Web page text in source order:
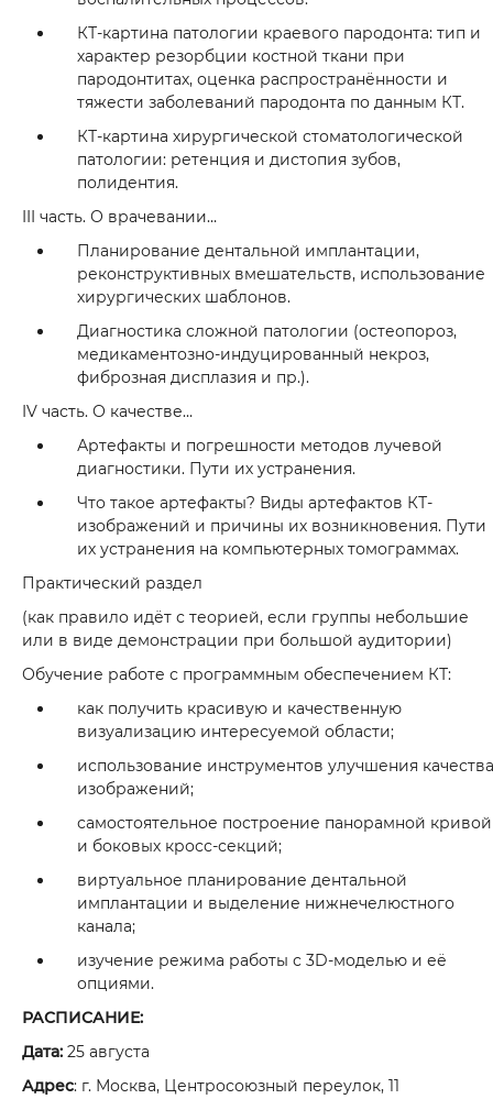
КТ-картина патологии краевого пародонта: тип и
характер резорбции костной ткани при
пародонтитах, оценка распространённости и
тяжести заболеваний пародонта по данным КТ.
КТ-картина хирургической стоматологической
патологии: ретенция и дистопия зубов,
полидентия.
III часть. О врачевании…
Планирование дентальной имплантации,
реконструктивных вмешательств, использование
хирургических шаблонов.
Диагностика сложной патологии (остеопороз,
медикаментозно-индуцированный некроз,
фиброзная дисплазия и пр.).
IV часть. О качестве…
Артефакты и погрешности методов лучевой
диагностики. Пути их устранения.
Что такое артефакты? Виды артефактов КТ-
изображений и причины их возникновения. Пути
их устранения на компьютерных томограммах.
Практический раздел
(как правило идёт с теорией, если группы небольшие
или в виде демонстрации при большой аудитории)
Обучение работе с программным обеспечением КТ:
как получить красивую и качественную
визуализацию интересуемой области;
использование инструментов улучшения качества
изображений;
самостоятельное построение панорамной кривой
и боковых кросс-секций;
виртуальное планирование дентальной
имплантации и выделение нижнечелюстного
канала;
изучение режима работы с 3D-моделью и её
опциями.
РАСПИСАНИЕ:
Дата: 25 августа
Адрес: г. Москва, Центросоюзный переулок, 11